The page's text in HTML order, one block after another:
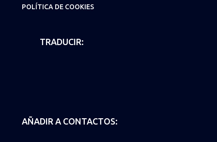
POLÍTICA DE COOKIES
TRADUCIR:
AÑADIR A CONTACTOS: